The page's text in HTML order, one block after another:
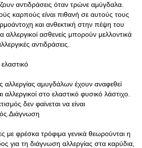
αντιδράσεις όταν τρώνε αμύγδαλα.
καρπούς είναι πιθανή σε αυτούς τους
και ανθεκτική στην πέψη του
ασθενείς μπορούν μελλοντικά
αντιδράσεις.
αλλεργίας αμυγδάλων έχουν αναφεθεί
αλλεργικοί στο ελαστικό φυσικό λάστιχο.
δεν φαίνεται να είναι
με φρέσκα τρόφιμα γενικά θεωρούνται η
για τη διάγνωση αλλεργίας στα καρύδια,